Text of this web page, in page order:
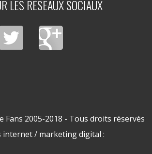
LES RÉSEAUX SOCIAUX
Fans 2005-2018 - Tous droits réservés
internet / marketing digital :